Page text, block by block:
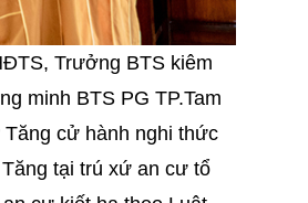
Trưởng BTS kiêm
minh BTS PG TP.Tam
cử hành nghi thức
tại trú xứ an cư tổ